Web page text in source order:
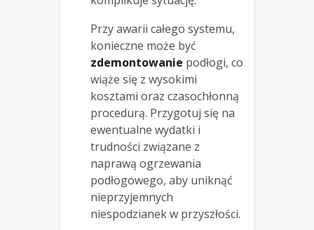
Przy awarii całego systemu,
konieczne może być
zdemontowanie podłogi, co
wiąże się z wysokimi
kosztami oraz czasochłonną
procedurą. Przygotuj się na
ewentualne wydatki i
trudności związane z
naprawą ogrzewania
podłogowego, aby uniknąć
nieprzyjemnych
niespodzianek w przyszłości.